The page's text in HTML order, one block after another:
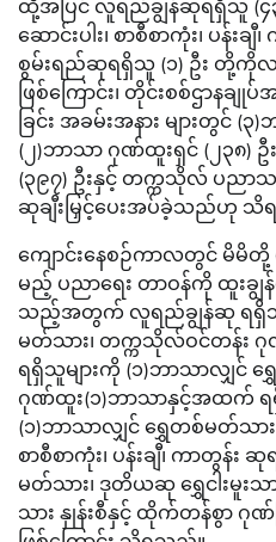
ထို့အပြင် လူရည်ချွန်ဆုရရှိသူ (၄
ဆောင်းပါး၊ စာစီစာကုံး၊ ပန်းခ
စွမ်းရည်ဆုရရှိသူ (၁) ဦး တို့ကိုလည်
ဖြစ်ကြောင်း၊ တိုင်းစစ်ဌာန
ခြင်း အခမ်းအနား များတွင် (
(၂)ဘာသာ ဂုဏ်ထူးရှင် (၂၃၈) ဦ
(၃၉၇) ဦးနှင့် တက္ကသိုလ် ပည
ဆုချီးမြှင့်ပေးအပ်ခဲ့သည်ဟု သိ
ကျောင်းနေစဉ်ကာလတွင် မိမိတို့
မည့် ပညာရေး တာဝန်ကို ထူးချွန်
သည့်အတွက် လူရည်ချွန်ဆု ရရှိသူမ
မတ်သား၊ တက္ကသိုလ်ဝင်တန်း
ရရှိသူများကို (၁)ဘာသာလျှင်
ဂုဏ်ထူး(၁)ဘာသာနှင့်အထက်
(၁)ဘာသာလျှင် ရွှေတစ်မတ်သား
စာစီစာကုံး၊ ပန်းချီ၊ ကာတွန်
မတ်သား၊ ဒုတိယဆု ရွှေငါးမူ
သား နှုန်းစီနှင့် ထိုက်တန်စွာ ဂုဏ်ပ